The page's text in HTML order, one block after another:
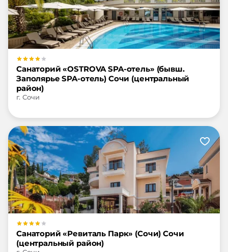
Санаторий «OSTROVA SPA-отель» (бывш.
Заполярье SPA-отель) Сочи (центральный
район)
г. Сочи
Санаторий «Ревиталь Парк» (Сочи) Сочи
(центральный район)